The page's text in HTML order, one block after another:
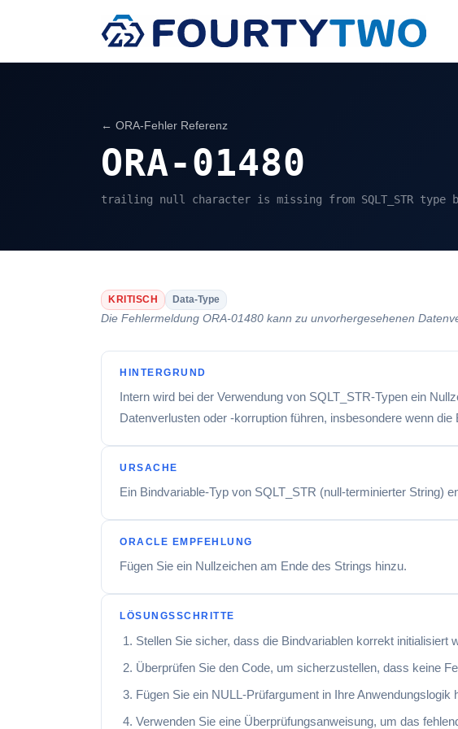
← ORA-Fehler Referenz
ORA-01480
trailing null character is missing from SQLT_STR type
KRITISCH Data-Type
Die Fehlermeldung ORA-01480 kann zu unvorhergesehenen
HINTERGRUND
Intern wird bei der Verwendung von SQLT_STR-Typen ein
Datenverlusten oder -korruption führen, insbesondere wenn
URSACHE
Ein Bindvariable-Typ von SQLT_STR (null-terminierter String)
ORACLE EMPFEHLUNG
Fügen Sie ein Nullzeichen am Ende des Strings hinzu.
LÖSUNGSSCHRITTE
Stellen Sie sicher, dass die Bindvariablen korrekt initialisiert
Überprüfen Sie den Code, um sicherzustellen, dass keine
Fügen Sie ein NULL-Prüfargument in Ihre
Verwenden Sie eine Überprüfungsanweisung, um das